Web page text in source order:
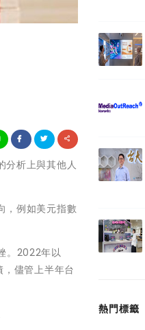
分析上與其他人
，例如美元指數
。2022年以
儘管上半年台
熱門標籤